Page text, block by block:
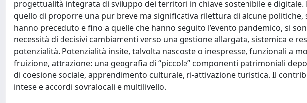
progettualità integrata di sviluppo dei territori in chiave sostenibile e
quello di proporre una pur breve ma significativa rilettura di alcune politiche,
hanno preceduto e fino a quelle che hanno seguito l’evento pandemico, si
necessità di decisivi cambiamenti verso una gestione allargata, sistemica e
potenzialità. Potenzialità insite, talvolta nascoste o inespresse, funzionali a
fruizione, attrazione: una geografia di “piccole” componenti patrimoniali
di coesione sociale, apprendimento culturale, ri-attivazione turistica. Il
intese e accordi sovralocali e multilivello.